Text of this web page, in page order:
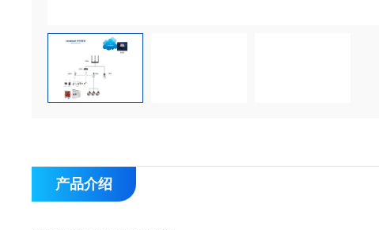
产品介绍